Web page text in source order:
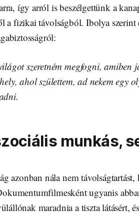
így arról is beszélgettünk a
a fizikai távolságból. Ibolya szerint
szeretném megfogni, amiben
ahol születtem, ad nekem egy
munkás,
azonban nála nem
ugyanis
maradnia a tiszta látásért,